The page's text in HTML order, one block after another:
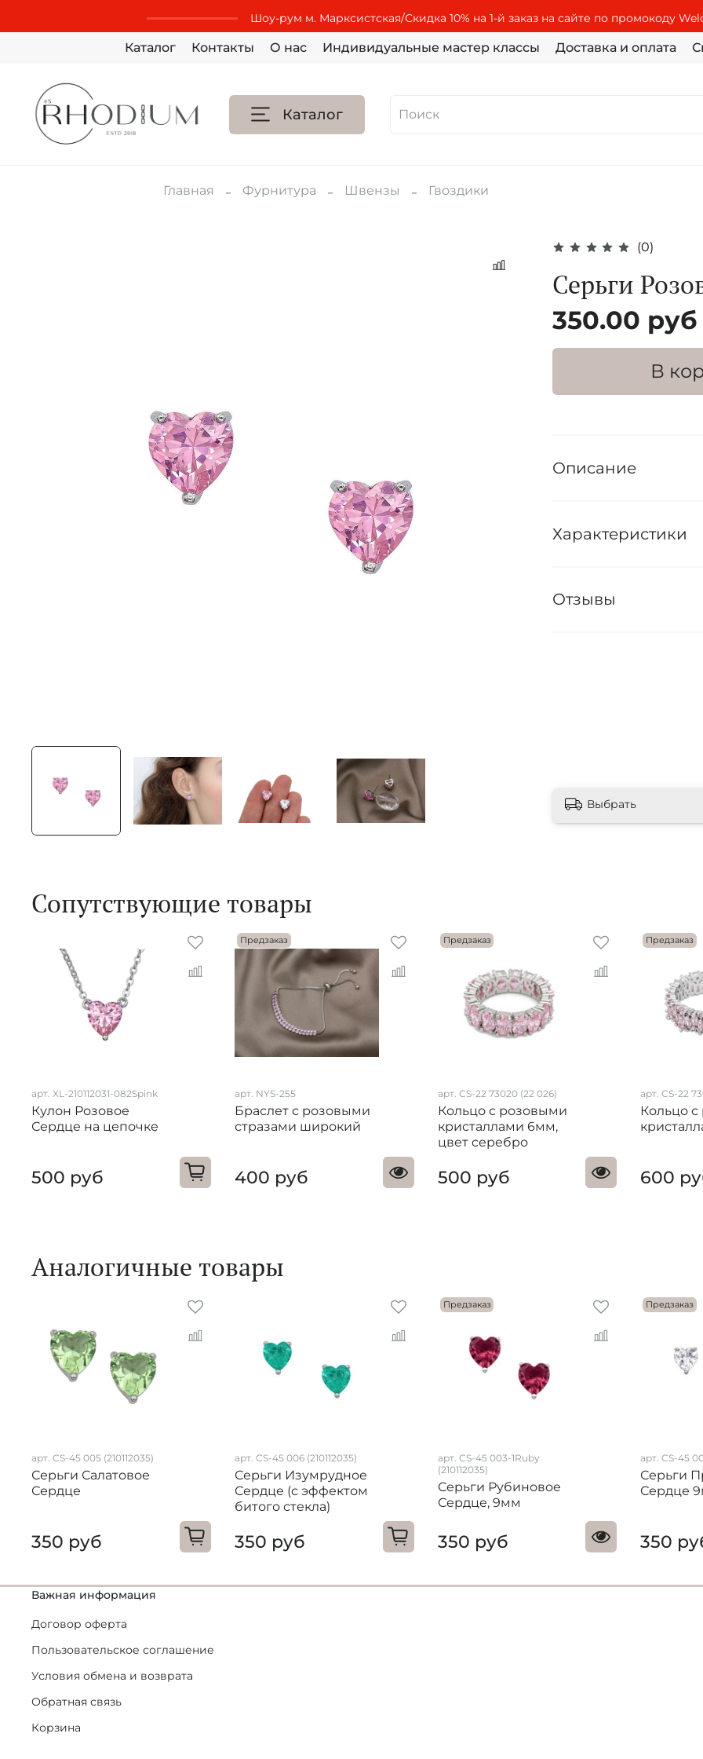
Шоу-рум м. Марксистская/Скидка 10% на 1-й заказ на сайте по промокоду
Каталог Контакты О нас Индивидуальные мастер классы Доставка и оплата
Каталог
Главная Фурнитура Швензы Гвоздики
(0)
Серьги
350.00 руб
В
Описание
Характеристики
Отзывы
Выбрать
Сопутствующие товары
арт. XL-210112031-082Spink
Кулон Розовое
Сердце на цепочке
500 руб
Предзаказ
арт. NYS-255
Браслет с розовыми
стразами широкий
400 руб
Предзаказ
арт. CS-22 73020 (22 026)
Кольцо с розовыми
кристаллами 6мм,
цвет серебро
500 руб
Предзаказ
арт. CS-22
Кольцо
600
Аналогичные товары
арт. CS-45 005 (210112035)
Серьги Салатовое
Сердце
350 руб
арт. CS-45 006 (210112035)
Серьги Изумрудное
Сердце (с эффектом
битого стекла)
350 руб
Предзаказ
арт. CS-45 003-1Ruby
(210112035)
Серьги Рубиновое
Сердце, 9мм
350 руб
Предзаказ
арт. CS-45
Серьги
Сердце
350
Важная информация
Договор оферта
Пользовательское соглашение
Условия обмена и возврата
Обратная связь
Корзина